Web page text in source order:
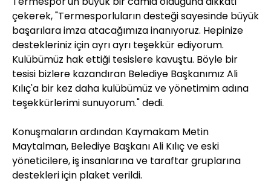
çekerek, "Termesporluların desteği sayesinde büyük
başarılara imza atacağımıza inanıyoruz. Hepinize
destekleriniz için ayrı ayrı teşekkür ediyorum.
Kulübümüz hak ettiği tesislere kavuştu. Böyle bir
tesisi bizlere kazandıran Belediye Başkanımız Ali
Kılıç'a bir kez daha kulübümüz ve yönetimim adına
teşekkürlerimi sunuyorum." dedi.
Konuşmaların ardından Kaymakam Metin
Maytalman, Belediye Başkanı Ali Kılıç ve eski
yöneticilere, iş insanlarına ve taraftar gruplarına
destekleri için plaket verildi.